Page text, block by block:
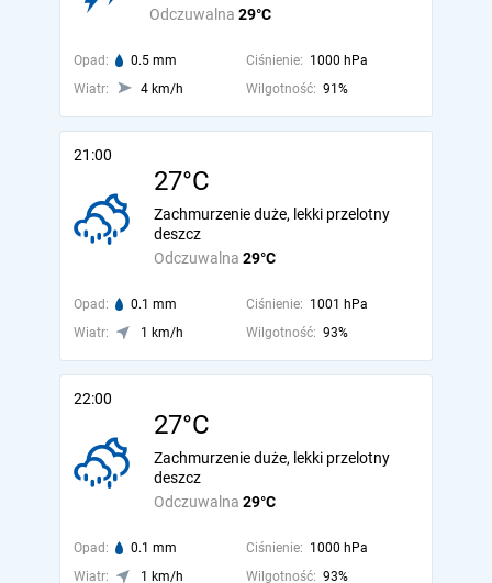
Odczuwalna 29°C
Opad: 0.5 mm Ciśnienie: 1000 hPa
Wiatr:
4 km/h Wilgotność: 91%
21:00
27°C
Odczuwalna 29°C
Zachmurzenie duże, lekki przelotny
deszcz
Opad: 0.1 mm Ciśnienie: 1001 hPa
Wiatr:
1 km/h Wilgotność: 93%
22:00
27°C
Odczuwalna 29°C
Zachmurzenie duże, lekki przelotny
deszcz
Opad: 0.1 mm Ciśnienie: 1000 hPa
Wiatr:
1 km/h Wilgotność: 93%